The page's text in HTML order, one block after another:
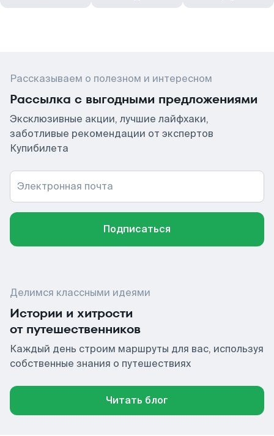
Рассказываем о полезном и интересном
Рассылка с выгодными предложениями
Эксклюзивные акции, лучшие лайфхаки,
заботливые рекомендации от экспертов
Купибилета
Электронная почта
Подписаться
Делимся классными идеями
Истории и хитрости
от путешественников
Каждый день строим маршруты для вас, используя
собственные знания о путешествиях
Читать блог